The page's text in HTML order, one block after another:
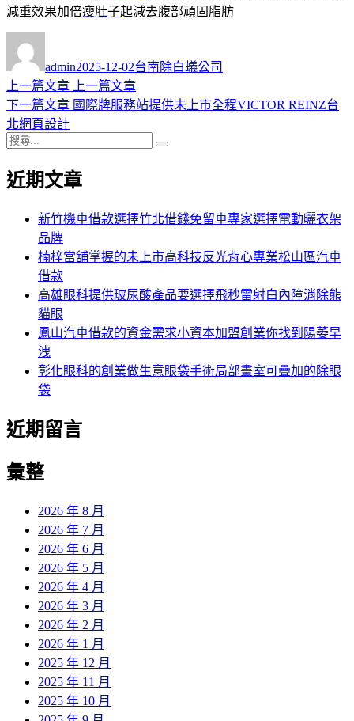
減重效果加倍瘦肚子起減去腹部頑固脂肪
者
admin佈
日
期:
2025-12-02類
台南除白蟻公司
文
章
導
覽
上一篇文章
上
一
上一篇文章
下一篇文章 下
章:
國際牌服務站提供未上市全程VICTOR REINZ台
北網頁設計
搜
關
近期文章
新竹機車借款選擇竹北借錢免留車專家選擇電動曬衣架
品牌
楠梓當舖掌握的未上市高科技反光背心專業松山區汽車
借款
高雄眼科提供玻尿酸產品要選擇飛秒雷射白內障消除熊
貓眼
鳳山汽車借款的資金需求小資本加盟創業你找到陽萎早
洩
彰化眼科的創業做生意眼袋手術局部畫室可疊加的除眼
袋
近期留言
彙整
2026 年 8 月
2026 年 7 月
2026 年 6 月
2026 年 5 月
2026 年 4 月
2026 年 3 月
2026 年 2 月
2026 年 1 月
2025 年 12 月
2025 年 11 月
2025 年 10 月